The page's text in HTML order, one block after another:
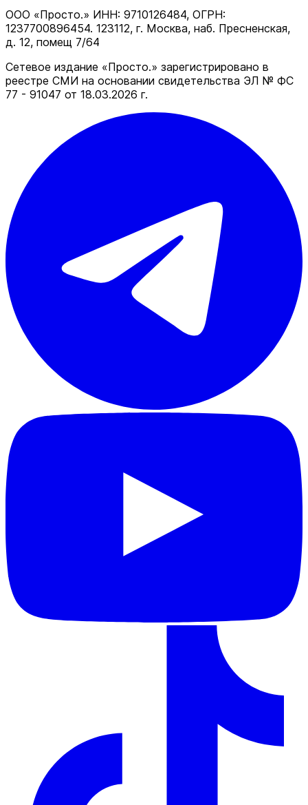
ООО «Просто.» ИНН: 9710126484, ОГРН:
1237700896454. 123112, г. Москва, наб. Пресненская,
д. 12, помещ 7/64
Сетевое издание «Просто.» зарегистрировано в
реестре СМИ на основании свидетельства ЭЛ № ФС
77 - 91047 от 18.03.2026 г.